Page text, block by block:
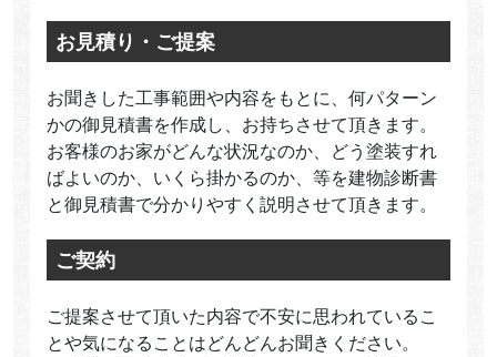
お見積り・ご提案
お聞きした工事範囲や内容をもとに、何パターン
かの御見積書を作成し、お持ちさせて頂きます。
お客様のお家がどんな状況なのか、どう塗装すれ
ばよいのか、いくら掛かるのか、等を建物診断書
と御見積書で分かりやすく説明させて頂きます。
ご契約
ご提案させて頂いた内容で不安に思われているこ
とや気になることはどんどんお聞きください。